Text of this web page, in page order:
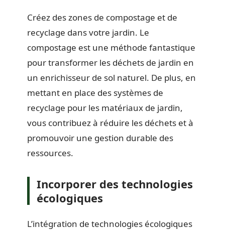
Créez des zones de compostage et de
recyclage dans votre jardin. Le
compostage est une méthode fantastique
pour transformer les déchets de jardin en
un enrichisseur de sol naturel. De plus, en
mettant en place des systèmes de
recyclage pour les matériaux de jardin,
vous contribuez à réduire les déchets et à
promouvoir une gestion durable des
ressources.
Incorporer des technologies
écologiques
L’intégration de technologies écologiques